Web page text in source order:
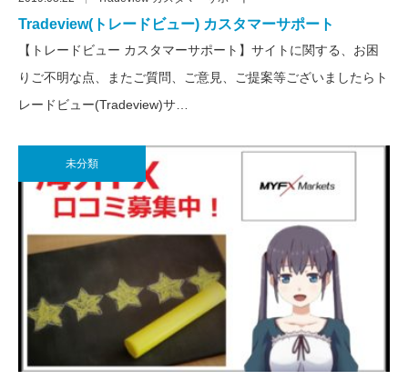
Tradeview(トレードビュー) カスタマーサポート
【トレードビュー カスタマーサポート】サイトに関する、お困
りご不明な点、またご質問、ご意見、ご提案等ございましたらト
レードビュー(Tradeview)サ…
未分類